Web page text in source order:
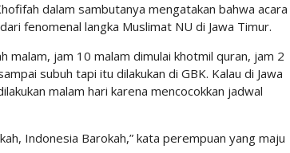
dalam sambutanya mengatakan bahwa acara
fenomenal langka Muslimat NU di Jawa Timur.
malam, jam 10 malam dimulai khotmil quran, jam 2
subuh tapi itu dilakukan di GBK. Kalau di Jawa
malam hari karena mencocokkan jadwal
Indonesia Barokah,” kata perempuan yang maju